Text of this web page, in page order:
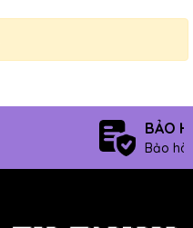
BẢO
Bảo